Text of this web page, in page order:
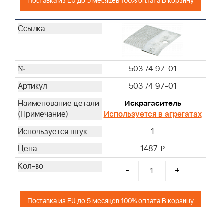
503 74 97-01
503 74 97-01
Искрагаситель
Используется в агрегатах
1
1487 i
- +
Поставка из EU до 5 месяцев 100% оплата В корзину